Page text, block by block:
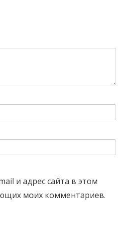
и адрес сайта в этом
моих комментариев.